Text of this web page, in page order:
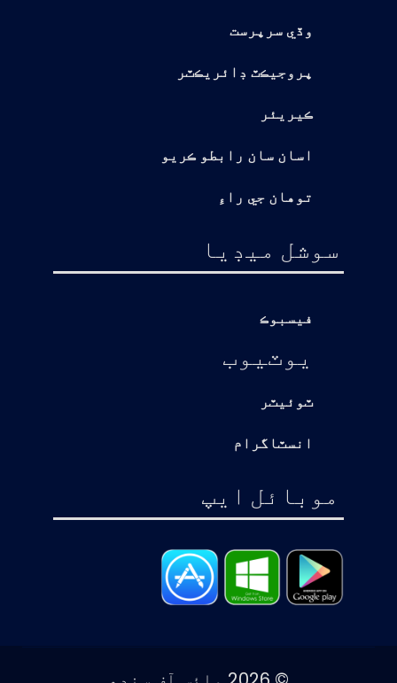
وڏي سرپرست
پروجيڪٽ ڊائريڪٽر
ڪيريئر
اسان سان رابطو ڪريو
توهان جي راءِ
سوشل ميڊيا
فيسبوڪ
يوٽيوب
ٽوئيٽر
انسٽاگرام
موبائل ايپ